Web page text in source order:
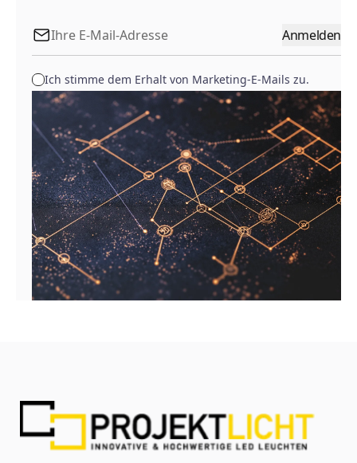
Anmelden
Ich stimme dem Erhalt von Marketing-E-Mails zu.